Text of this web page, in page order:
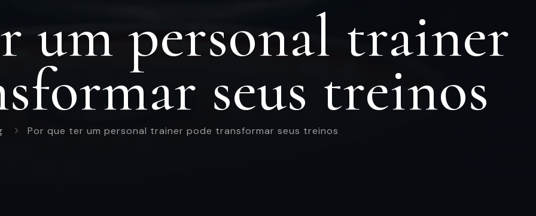
um personal trainer
seus treinos
Por que ter um personal trainer pode transformar seus treinos